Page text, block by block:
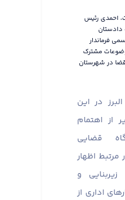
احمدی رئیس
دادستان
فرماندار
مشترک
در شهرستان
در این
از اهتمام
قضایی
اظهار
و
اداری از